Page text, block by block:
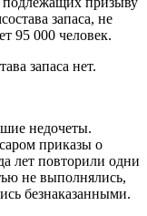
запаса, не
95 000 человек.
запаса нет.
недочеты.
приказы о
лет повторили одни
не выполнялись,
безнаказанными.